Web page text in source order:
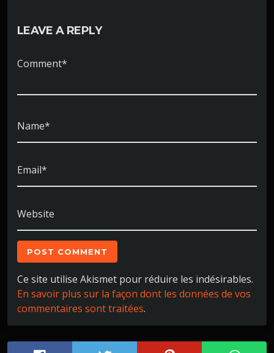
LEAVE A REPLY
Comment*
Name*
Email*
Website
Ce site utilise Akismet pour réduire les indésirables.
En savoir plus sur la façon dont les données de vos
commentaires sont traitées.